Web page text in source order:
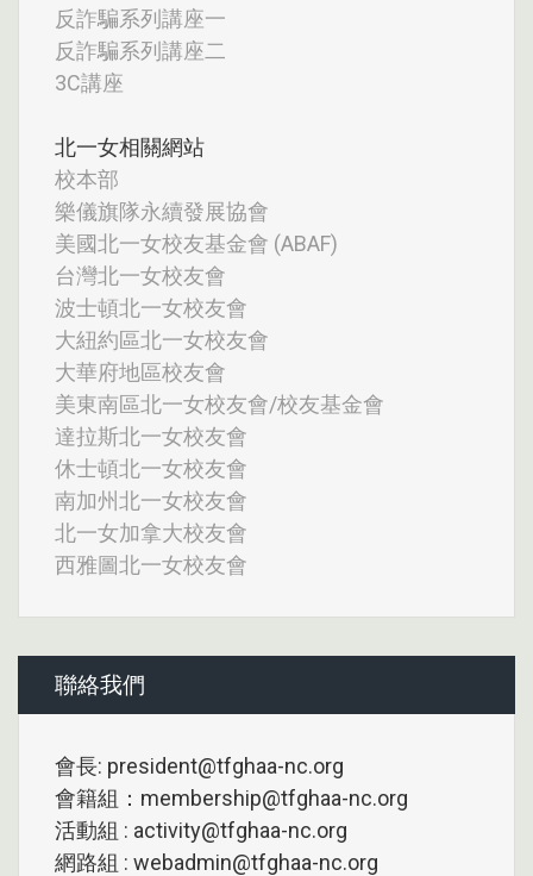
反詐騙系列講座一
反詐騙系列講座二
3C講座
北一女相關網站
校本部
樂儀旗隊永續發展協會
美國北一女校友基金會 (ABAF)
台灣北一女校友會
波士頓北一女校友會
大紐約區北一女校友會
大華府地區校友會
美東南區北一女校友會/校友基金會
達拉斯北一女校友會
休士頓北一女校友會
南加州北一女校友會
北一女加拿大校友會
西雅圖北一女校友會
聯絡我們
會長: president@tfghaa-nc.org
會籍組：membership@tfghaa-nc.org
活動組 : activity@tfghaa-nc.org
網路組 : webadmin@tfghaa-nc.org